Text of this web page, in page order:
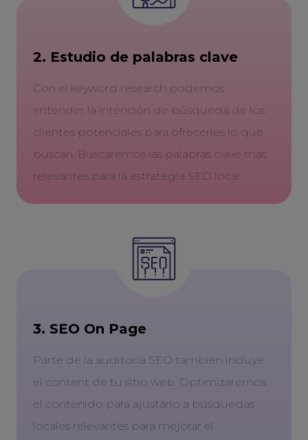
2. Estudio de palabras clave
Con el keyword research podemos
entender la intención de búsqueda de los
clientes potenciales para ofrecerles lo que
buscan. Buscaremos las palabras clave más
relevantes para la estrategia SEO local.
3. SEO On Page
Parte de la auditoría SEO también incluye
el content de tu sitio web. Optimizaremos
el contenido para ajustarlo a búsquedas
locales relevantes para mejorar el